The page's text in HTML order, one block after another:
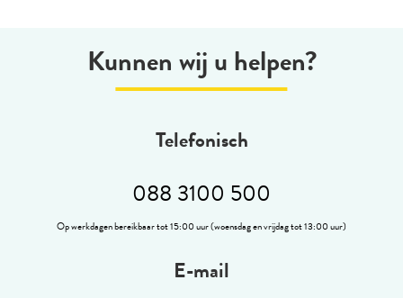
Kunnen wij u helpen?
Telefonisch
088 3100 500
Op werkdagen bereikbaar tot 15:00 uur (woensdag en vrijdag tot 13:00 uur)
E-mail